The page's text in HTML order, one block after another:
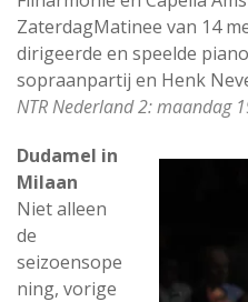
ZaterdagMatinee van 14
dirigeerde en speelde
sopraanpartij en Henk
NTR Nederland 2: maandag
Dudamel in
Milaan
Niet alleen
de
seizoensope
ning, vorige